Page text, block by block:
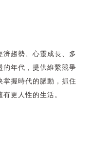
趨勢、心靈成長、多
的年代，提供維繫競爭
掌握時代的脈動，抓住
更人性的生活。